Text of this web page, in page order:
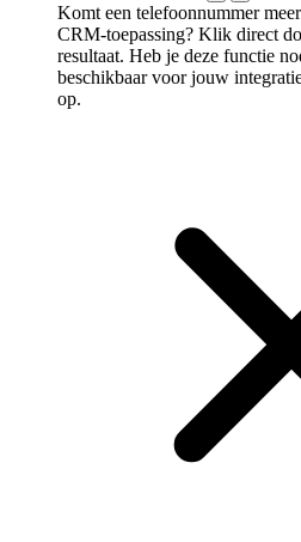
Komt een telefoonnummer
CRM-toepassing? Klik direct
resultaat. Heb je deze functie
beschikbaar voor jouw
op.